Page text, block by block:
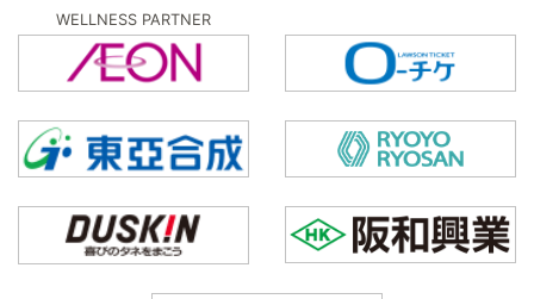
WELLNESS PARTNER